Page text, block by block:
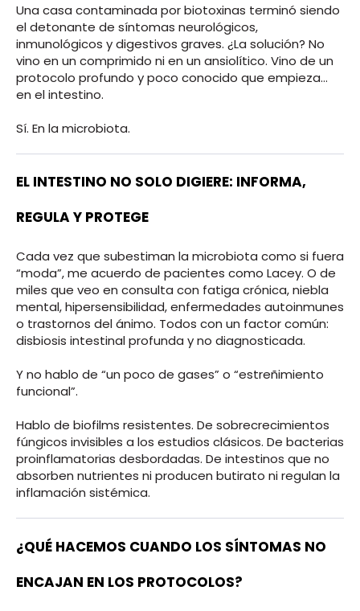
Una casa contaminada por biotoxinas terminó siendo
el detonante de síntomas neurológicos,
inmunológicos y digestivos graves. ¿La solución? No
vino en un comprimido ni en un ansiolítico. Vino de un
protocolo profundo y poco conocido que empieza…
en el intestino.
Sí. En la microbiota.
EL INTESTINO NO SOLO DIGIERE: INFORMA,
REGULA Y PROTEGE
Cada vez que subestiman la microbiota como si fuera
“moda”, me acuerdo de pacientes como Lacey. O de
miles que veo en consulta con fatiga crónica, niebla
mental, hipersensibilidad, enfermedades autoinmunes
o trastornos del ánimo. Todos con un factor común:
disbiosis intestinal profunda y no diagnosticada.
Y no hablo de “un poco de gases” o “estreñimiento
funcional”.
Hablo de biofilms resistentes. De sobrecrecimientos
fúngicos invisibles a los estudios clásicos. De bacterias
proinflamatorias desbordadas. De intestinos que no
absorben nutrientes ni producen butirato ni regulan la
inflamación sistémica.
¿QUÉ HACEMOS CUANDO LOS SÍNTOMAS NO
ENCAJAN EN LOS PROTOCOLOS?